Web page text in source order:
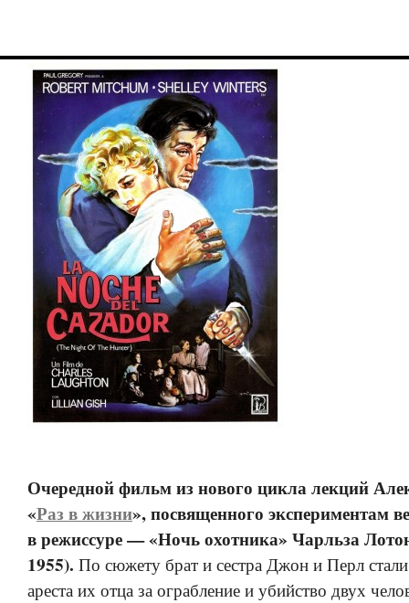
Очередной фильм из нового цикла лекций
«Раз в жизни», посвященного экспериментам
в режиссуре — «Ночь охотника» Чарльза
1955). По сюжету брат и сестра Джон и Перл
ареста их отца за ограбление и убийство двух